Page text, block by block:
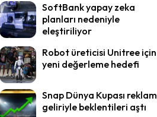
SoftBank yapay zeka
planları nedeniyle
eleştiriliyor
Robot üreticisi Unitree için
yeni değerleme hedefi
Snap Dünya Kupası reklam
geliriyle beklentileri aştı